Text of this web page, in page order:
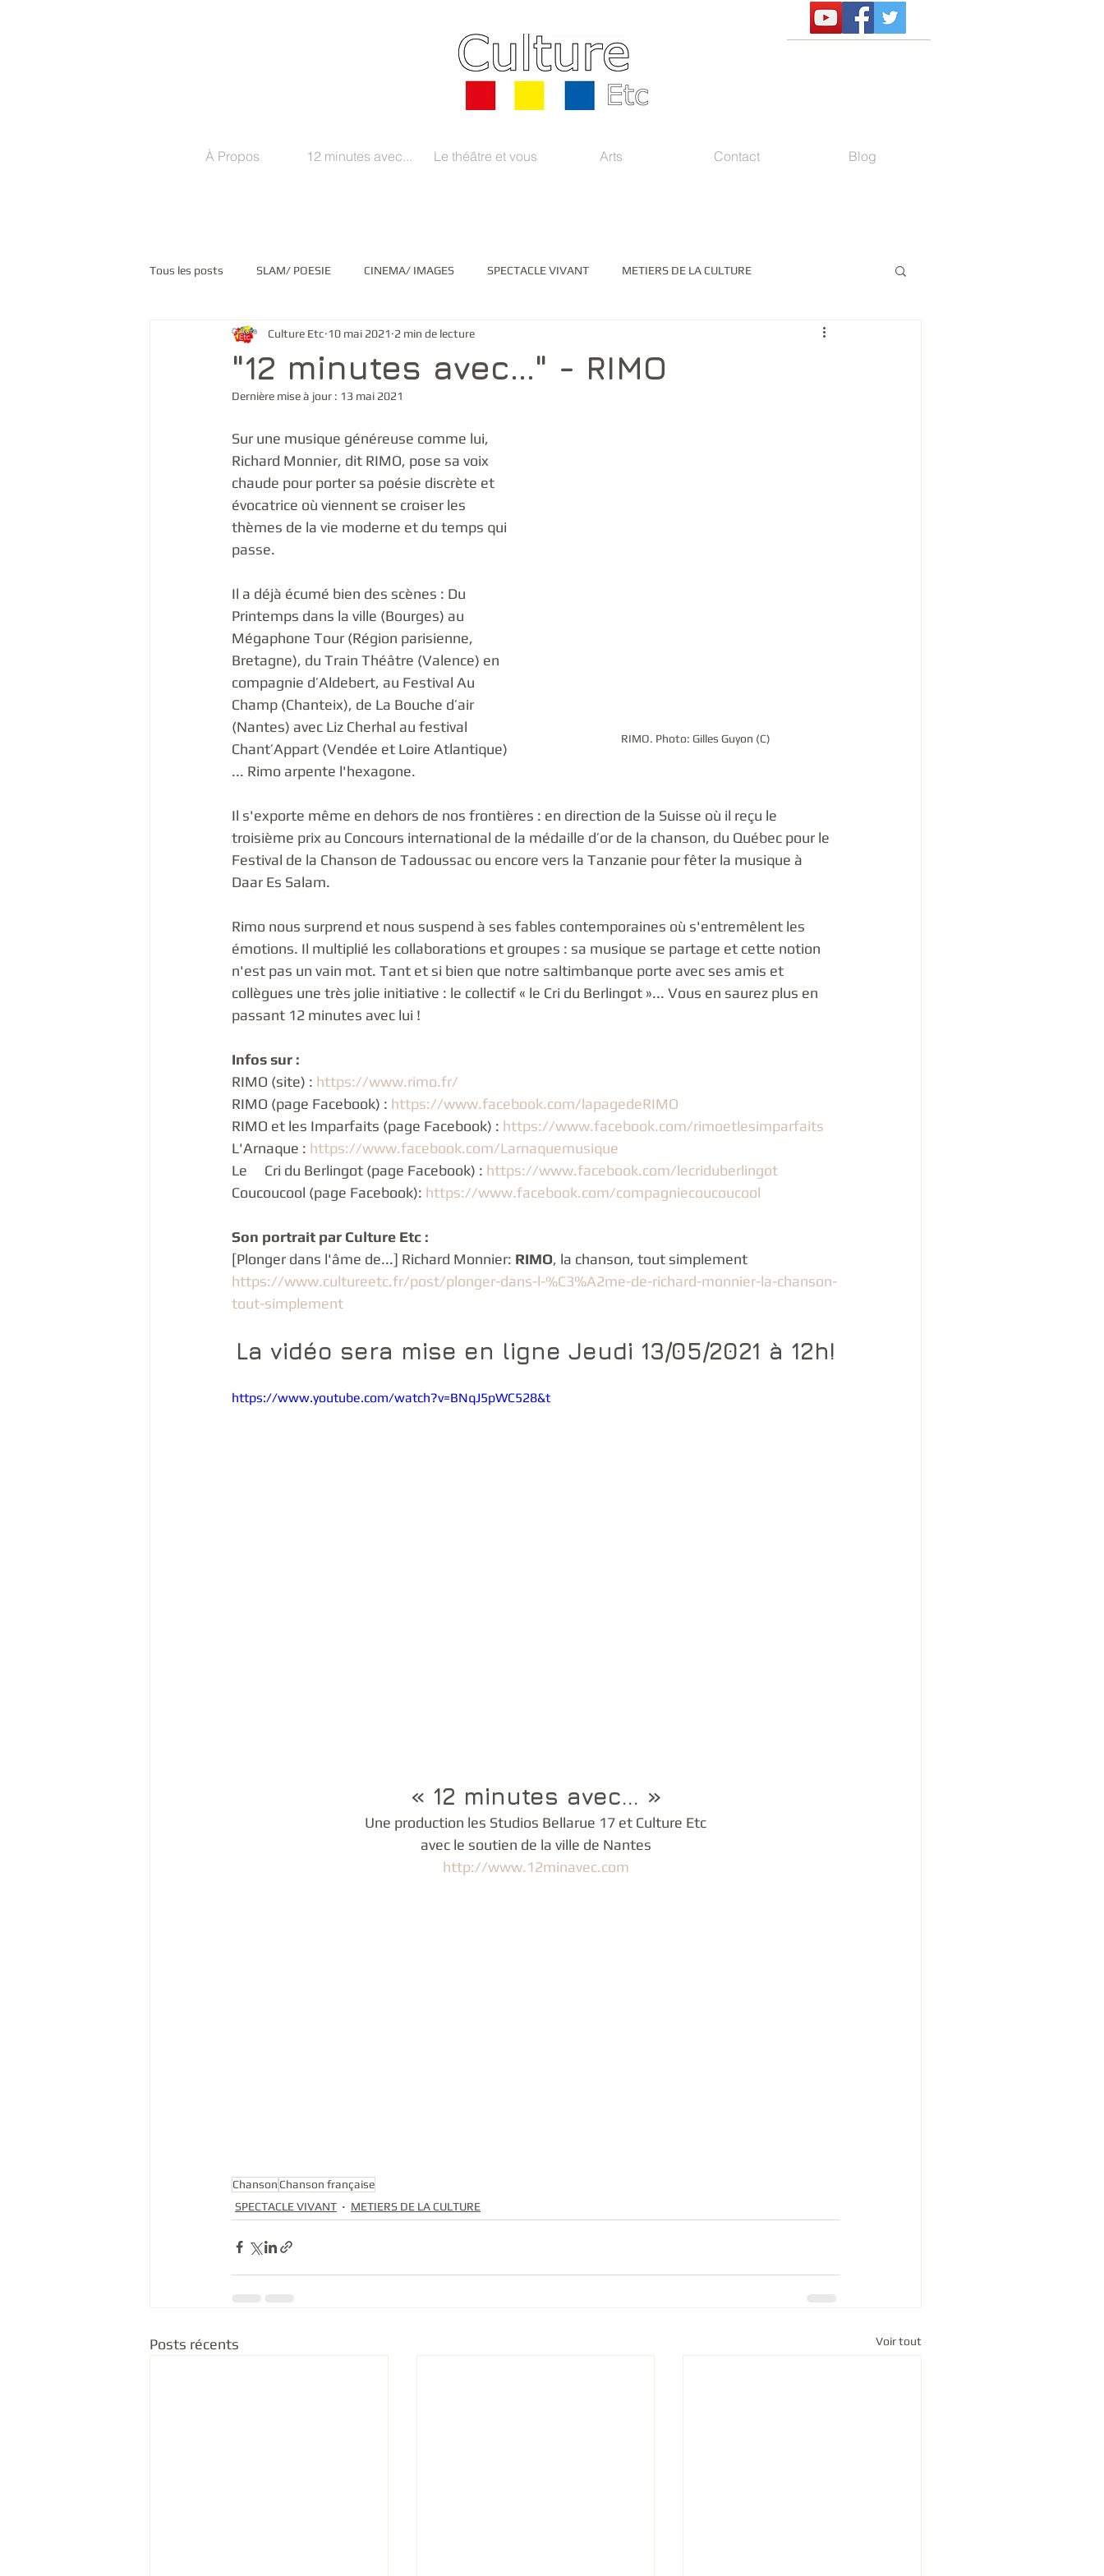
À Propos 12 minutes avec... Le théâtre et vous Arts Contact Blog
Tous les posts SLAM/ POESIE CINEMA/ IMAGES SPECTACLE VIVANT METIERS DE LA CULTURE
COMMUNIQUES DE PRESSE MEDIAS/ INSTITUTIONS
"12 minutes avec..." - RIMO
Culture Etc 10 mai 2021 2 min de lecture
Dernière mise à jour : 13 mai 2021
RIMO. Photo: Gilles Guyon (C)
Sur une musique généreuse comme lui,
Richard Monnier, dit RIMO, pose sa voix
chaude pour porter sa poésie discrète et
évocatrice où viennent se croiser les
thèmes de la vie moderne et du temps qui
passe.
Il a déjà écumé bien des scènes : Du
Printemps dans la ville (Bourges) au
Mégaphone Tour (Région parisienne,
Bretagne), du Train Théâtre (Valence) en
compagnie d’Aldebert, au Festival Au
Champ (Chanteix), de La Bouche d’air
(Nantes) avec Liz Cherhal au festival
Chant’Appart (Vendée et Loire Atlantique)
... Rimo arpente l'hexagone.
Il s'exporte même en dehors de nos frontières : en direction de la Suisse où il reçu le
troisième prix au Concours international de la médaille d’or de la chanson, du Québec pour le
Festival de la Chanson de Tadoussac ou encore vers la Tanzanie pour fêter la musique à
Daar Es Salam.
Rimo nous surprend et nous suspend à ses fables contemporaines où s'entremêlent les
émotions. Il multiplié les collaborations et groupes : sa musique se partage et cette notion
n'est pas un vain mot. Tant et si bien que notre saltimbanque porte avec ses amis et
collègues une très jolie initiative : le collectif « le Cri du Berlingot »... Vous en saurez plus en
passant 12 minutes avec lui !
Infos sur :
RIMO (site) : https://www.rimo.fr/
RIMO (page Facebook) : https://www.facebook.com/lapagedeRIMO
RIMO et les Imparfaits (page Facebook) : https://www.facebook.com/rimoetlesimparfaits
L'Arnaque : https://www.facebook.com/Larnaquemusique
Le 	Cri du Berlingot (page Facebook) : https://www.facebook.com/lecriduberlingot
Coucoucool (page Facebook): https://www.facebook.com/compagniecoucoucool
Son portrait par Culture Etc :
[Plonger dans l'âme de...] Richard Monnier: RIMO, la chanson, tout simplement
https://www.cultureetc.fr/post/plonger-dans-l-%C3%A2me-de-richard-monnier-la-chanson-
tout-simplement
La vidéo sera mise en ligne Jeudi 13/05/2021 à 12h!
https://www.youtube.com/watch?v=BNqJ5pWC528&t
« 12 minutes avec... »
Une production les Studios Bellarue 17 et Culture Etc
avec le soutien de la ville de Nantes
http://www.12minavec.com
Chanson Chanson française
SPECTACLE VIVANT
METIERS DE LA CULTURE
Posts récents Voir tout